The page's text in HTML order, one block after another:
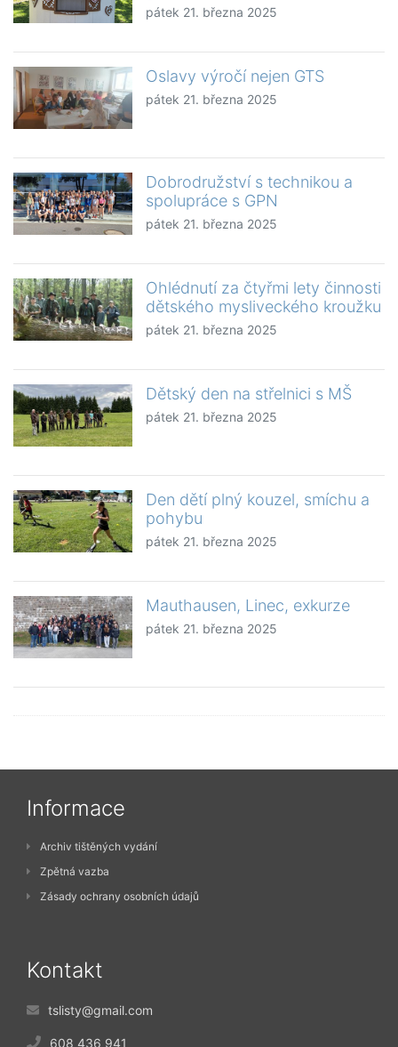
pátek 21. března 2025
Oslavy výročí nejen GTS
pátek 21. března 2025
Dobrodružství s technikou a
spolupráce s GPN
pátek 21. března 2025
Ohlédnutí za čtyřmi lety činnosti
dětského mysliveckého kroužku
pátek 21. března 2025
Dětský den na střelnici s MŠ
pátek 21. března 2025
Den dětí plný kouzel, smíchu a
pohybu
pátek 21. března 2025
Mauthausen, Linec, exkurze
pátek 21. března 2025
Informace
Archiv tištěných vydání
Zpětná vazba
Zásady ochrany osobních údajů
Kontakt
tslisty@gmail.com
608 436 941